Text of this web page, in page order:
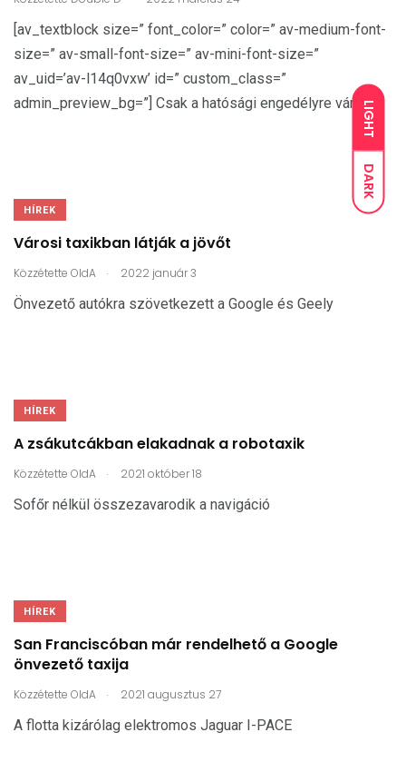
LIGHT
DARK
[av_textblock size=” font_color=” color=” av-medium-font-
size=” av-small-font-size=” av-mini-font-size=”
av_uid=’av-l14q0vxw’ id=” custom_class=”
admin_preview_bg=”] Csak a hatósági engedélyre várnak
HÍREK
Városi taxikban látják a jövőt
Közzétette OldA . 2022 január 3
Önvezető autókra szövetkezett a Google és Geely
HÍREK
A zsákutcákban elakadnak a robotaxik
Közzétette OldA . 2021 október 18
Sofőr nélkül összezavarodik a navigáció
HÍREK
San Franciscóban már rendelhető a Google
önvezető taxija
Közzétette OldA . 2021 augusztus 27
A flotta kizárólag elektromos Jaguar I-PACE